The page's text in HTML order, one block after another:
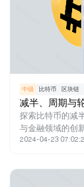
中级 比特币 区块链
减半、周期与
探索比特币的减
与金融领域的创
2024-04-23